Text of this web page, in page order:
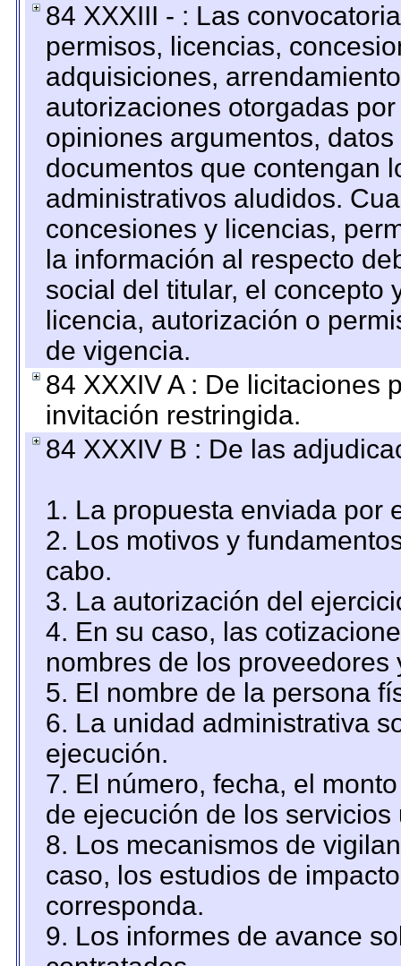
84 XXXIII - : Las
permisos, licencias,
adquisiciones,
autorizaciones otorgadas
opiniones argumentos,
documentos que contengan
administrativos aludidos.
concesiones y licencias,
la información al respecto
social del titular, el concepto
licencia, autorización o
de vigencia.
84 XXXIV A : De licitaciones
invitación restringida.
84 XXXIV B : De las
1. La propuesta enviada por
2. Los motivos y
cabo.
3. La autorización del
4. En su caso, las
nombres de los proveedores
5. El nombre de la persona
6. La unidad administrativa
ejecución.
7. El número, fecha, el
de ejecución de los servicios
8. Los mecanismos de
caso, los estudios de
corresponda.
9. Los informes de avance